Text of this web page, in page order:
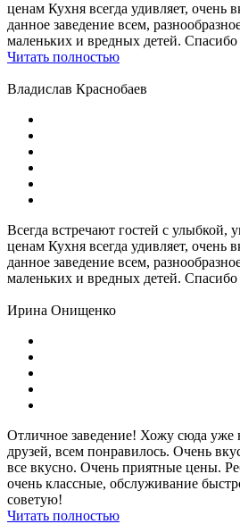
ценам Кухня всегда удивляет, очень
данное заведение всем,
маленьких и вредных детей.
Читать полностью
Владислав Краснобаев
Всегда встречают гостей с улыбкой,
ценам Кухня всегда удивляет, очень
данное заведение всем,
маленьких и вредных детей.
Ирина Онищенко
Отличное заведение! Хожу сюда уже
друзей, всем понравилось. Очень
все вкусно. Очень приятные цены.
очень классные, обслуживание
советую!
Читать полностью